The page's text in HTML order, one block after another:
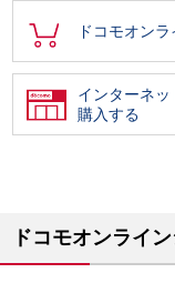
ドコモオン
インターネ
購入する
ドコモオンライ